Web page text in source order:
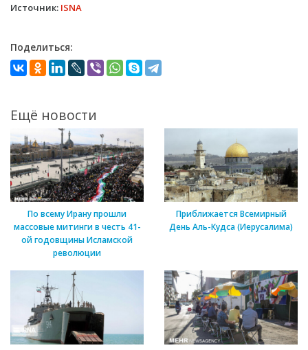
Источник: ISNA
Поделиться:
Ещё новости
По всему Ирану прошли
массовые митинги в честь 41-
ой годовщины Исламской
революции
Приближается Всемирный
День Аль-Кудса (Иерусалима)